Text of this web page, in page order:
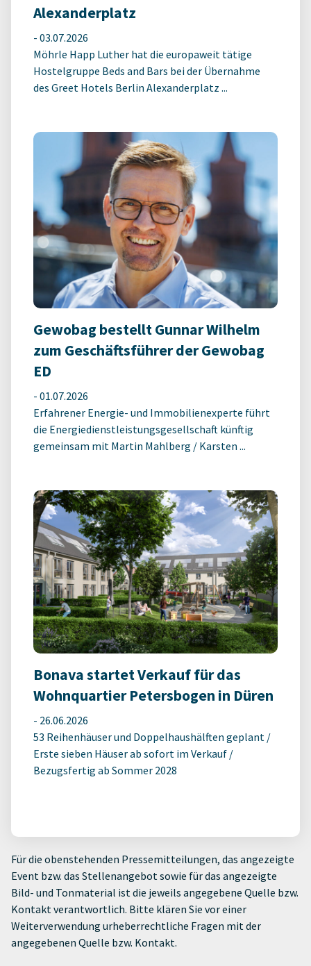
Alexanderplatz
- 03.07.2026
Möhrle Happ Luther hat die europaweit tätige
Hostelgruppe Beds and Bars bei der Übernahme
des Greet Hotels Berlin Alexanderplatz ...
Gewobag bestellt Gunnar Wilhelm
zum Geschäftsführer der Gewobag
ED
- 01.07.2026
Erfahrener Energie- und Immobilienexperte führt
die Energiedienstleistungsgesellschaft künftig
gemeinsam mit Martin Mahlberg / Karsten ...
Bonava startet Verkauf für das
Wohnquartier Petersbogen in Düren
- 26.06.2026
53 Reihenhäuser und Doppelhaushälften geplant /
Erste sieben Häuser ab sofort im Verkauf /
Bezugsfertig ab Sommer 2028
Für die obenstehenden Pressemitteilungen, das angezeigte
Event bzw. das Stellenangebot sowie für das angezeigte
Bild- und Tonmaterial ist die jeweils angegebene Quelle bzw.
Kontakt verantwortlich. Bitte klären Sie vor einer
Weiterverwendung urheberrechtliche Fragen mit der
angegebenen Quelle bzw. Kontakt.